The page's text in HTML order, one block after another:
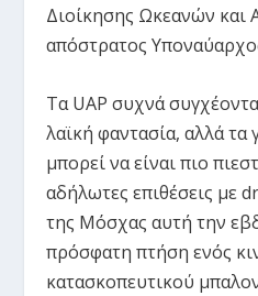
Διοίκησης Ωκεανών και
απόστρατος
Τα UAP συχνά
λαϊκή φαντασία, αλλά τα
μπορεί να είναι πιο
αδήλωτες επιθέσεις με
της Μόσχας αυτή την
πρόσφατη πτήση ενός
κατασκοπευτικού